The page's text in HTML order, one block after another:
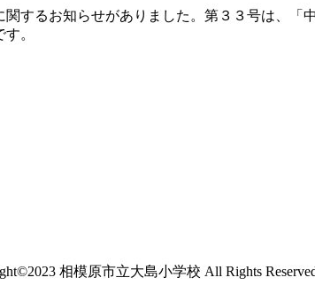
するお知らせがありました。第３３号は、
。
相模原市立大島小学校 All Rights